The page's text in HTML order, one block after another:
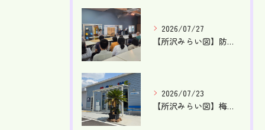
2026/07/27
【所沢みらい図】防災訓練を行ないました！【就労支援】【東所沢...
2026/07/23
【所沢みらい図】梅雨が明け、本格的な夏です！【就労支援】【東...